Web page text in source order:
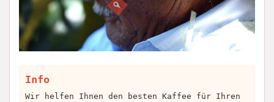
Info
Wir helfen Ihnen den besten Kaffee für Ihren